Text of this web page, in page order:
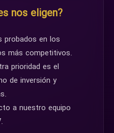
nos eligen?
probados en los
más competitivos.
prioridad es el
de inversión y
a nuestro equipo